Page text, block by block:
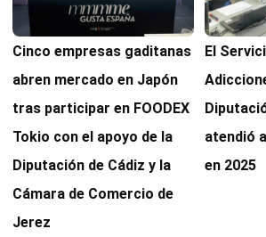
Cinco empresas gaditanas
abren mercado en Japón
tras participar en FOODEX
Tokio con el apoyo de la
Diputación de Cádiz y la
Cámara de Comercio de
Jerez
El
atendió
en 2025